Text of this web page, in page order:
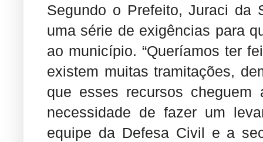
Segundo o Prefeito, Juraci da
uma série de exigências para
ao município. “Queríamos ter
existem muitas tramitações,
que esses recursos
necessidade de fazer um
equipe da Defesa Civil e a